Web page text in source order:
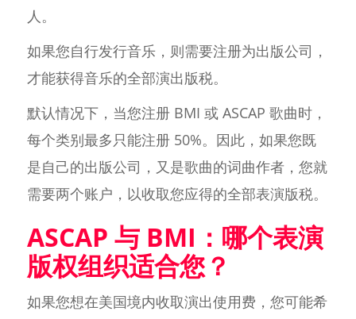
人。
如果您自行发行音乐，则需要注册为出版公司，
才能获得音乐的全部演出版税。
默认情况下，当您注册 BMI 或 ASCAP 歌曲时，
每个类别最多只能注册 50%。因此，如果您既
是自己的出版公司，又是歌曲的词曲作者，您就
需要两个账户，以收取您应得的全部表演版税。
ASCAP 与 BMI：哪个表演
版权组织适合您？
如果您想在美国境内收取演出使用费，您可能希